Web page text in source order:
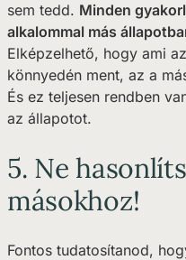
sem tedd. Minden
alkalommal más
Elképzelhető, hogy ami
könnyedén ment, az a
És ez teljesen rendben
az állapotot.
5. Ne
másokhoz!
Fontos tudatosítanod,